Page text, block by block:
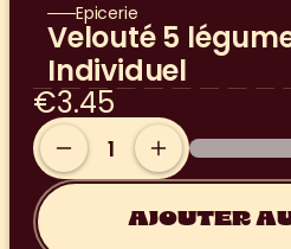
Epicerie
Velouté 5
Individuel
€3.45
AJOUTER